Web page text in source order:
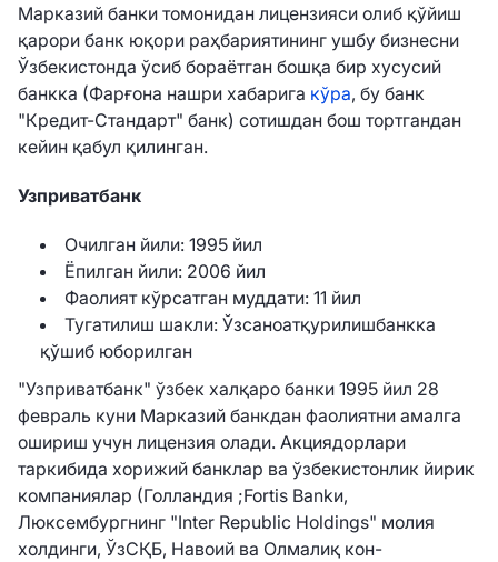
Марказий банки томонидан лицензияси олиб қўйиш
қарори банк юқори раҳбариятининг ушбу бизнесни
Ўзбекистонда ўсиб бораётган бошқа бир хусусий
банкка (Фарғона нашри хабарига кўра, бу банк
"Кредит-Стандарт" банк) сотишдан бош тортгандан
кейин қабул қилинган.
Узприватбанк
Очилган йили: 1995 йил
Ёпилган йили: 2006 йил
Фаолият кўрсатган муддати: 11 йил
Тугатилиш шакли: Ўзсаноатқурилишбанкка
қўшиб юборилган
"Узприватбанк" ўзбек халқаро банки 1995 йил 28
февраль куни Марказий банкдан фаолиятни амалга
ошириш учун лицензия олади. Акциядорлари
таркибида хорижий банклар ва ўзбекистонлик йирик
компаниялар (Голландия ;Fortis Bankи,
Люксембургнинг "Inter Republic Holdings" молия
холдинги, ЎзСҚБ, Навоий ва Олмалиқ кон-